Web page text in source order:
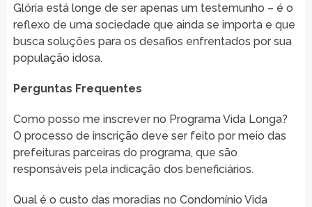
Glória está longe de ser apenas um testemunho – é o
reflexo de uma sociedade que ainda se importa e que
busca soluções para os desafios enfrentados por sua
população idosa.
Perguntas Frequentes
Como posso me inscrever no Programa Vida Longa?
O processo de inscrição deve ser feito por meio das
prefeituras parceiras do programa, que são
responsáveis pela indicação dos beneficiários.
Qual é o custo das moradias no Condomínio Vida